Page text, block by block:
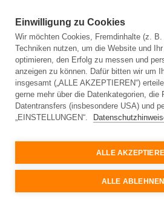
Adresseingabe
Glasfaser an Ihrem Standort
Einwilligung zu Cookies
Wir möchten Cookies, Fremdinhalte (z.
Techniken nutzen, um die Website und
optimieren, den Erfolg zu messen und
anzeigen zu können. Dafür bitten wir um
insgesamt („ALLE AKZEPTIEREN“)
gerne mehr über die Datenkategorien, die
Datentransfers (insbesondere USA) und
„EINSTELLUNGEN“.
ALLE
ALLE ABLEHNEN